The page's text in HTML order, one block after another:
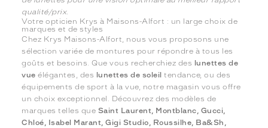
qualité/prix.
Votre opticien Krys à Maisons-Alfort : un large choix de
marques et de styles
Chez Krys Maisons-Alfort, nous vous proposons une
sélection variée de montures pour répondre à tous les
goûts et besoins. Que vous recherchiez des lunettes de
vue élégantes, des lunettes de soleil tendance, ou des
équipements de sport à la vue, notre magasin vous offre
un choix exceptionnel. Découvrez des modèles de
marques telles que Saint Laurent, Montblanc, Gucci,
Chloé, Isabel Marant, Gigi Studio, Roussilhe, Ba&Sh,